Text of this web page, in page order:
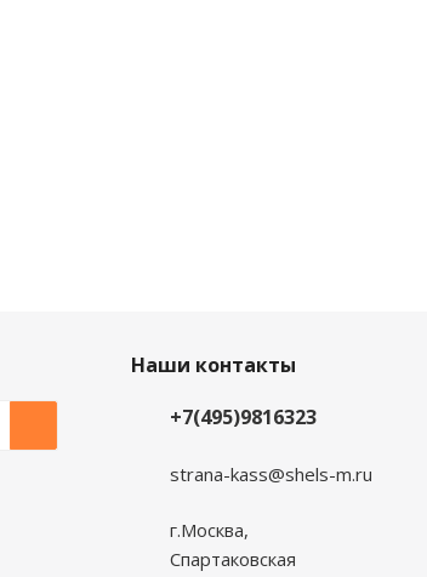
Наши контакты
+7(495)9816323
strana-kass@shels-m.ru
г.Москва,
Спартаковская